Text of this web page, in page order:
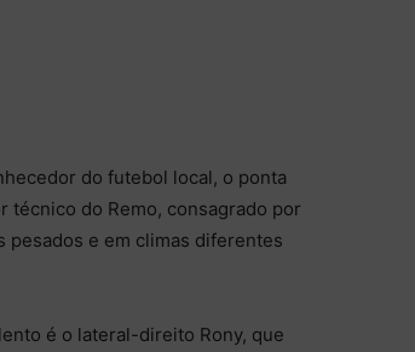
do futebol local, o ponta
técnico do Remo, consagrado por
pesados e em climas diferentes
é o lateral-direito Rony, que